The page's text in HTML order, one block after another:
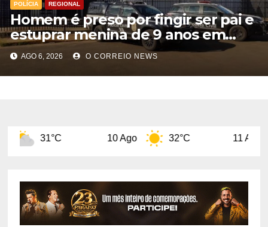
POLÍCIA REGIONAL
Homem é preso por fingir ser pai e
estuprar menina de 9 anos em
Aparecida do Taboado
AGO 6, 2026 O CORREIO NEWS
10 Ago 32°C 11 Ago 29°C